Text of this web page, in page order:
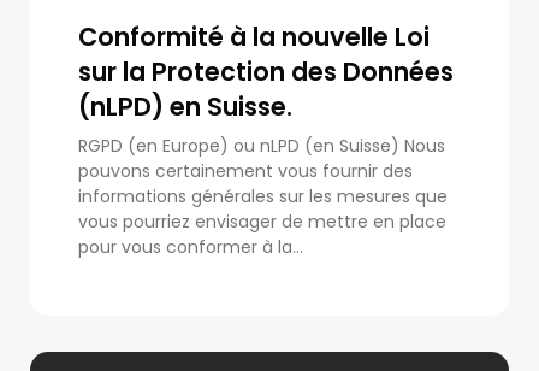
Conformité à la nouvelle Loi
sur la Protection des Données
(nLPD) en Suisse.
RGPD (en Europe) ou nLPD (en Suisse) Nous
pouvons certainement vous fournir des
informations générales sur les mesures que
vous pourriez envisager de mettre en place
pour vous conformer à la...